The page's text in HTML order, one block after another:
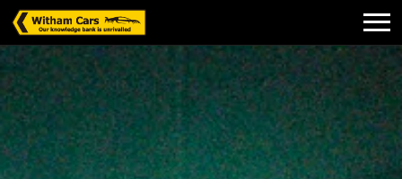
ＬＩＮＥＵＰ
在庫車・中古車情報
セールス情報